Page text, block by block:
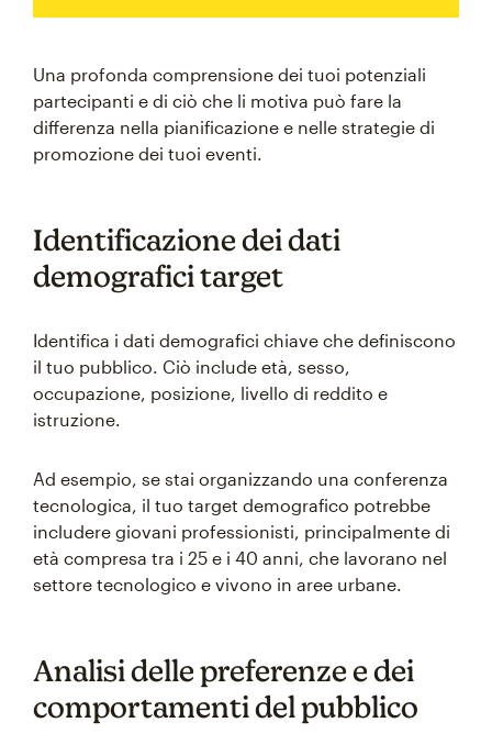
Una profonda comprensione dei tuoi potenziali
partecipanti e di ciò che li motiva può fare la
differenza nella pianificazione e nelle strategie di
promozione dei tuoi eventi.
Identificazione dei dati
demografici target
Identifica i dati demografici chiave che definiscono
il tuo pubblico. Ciò include età, sesso,
occupazione, posizione, livello di reddito e
istruzione.
Ad esempio, se stai organizzando una conferenza
tecnologica, il tuo target demografico potrebbe
includere giovani professionisti, principalmente di
età compresa tra i 25 e i 40 anni, che lavorano nel
settore tecnologico e vivono in aree urbane.
Analisi delle preferenze e dei
comportamenti del pubblico